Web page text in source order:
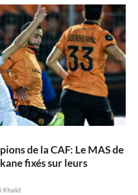
de la CAF: Le MAS de
fixés sur leurs
Khalid